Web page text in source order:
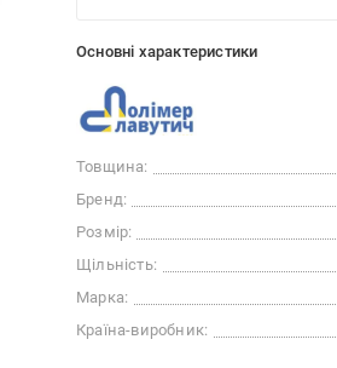
Основні характеристики
Товщина:
Бренд:
Розмір:
Щільність:
Марка:
Країна-виробник: